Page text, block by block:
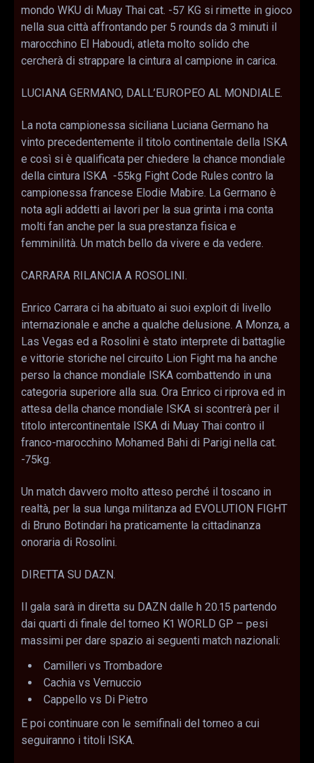
mondo WKU di Muay Thai cat. -57 KG si rimette in gioco
nella sua città affrontando per 5 rounds da 3 minuti il
marocchino El Haboudi, atleta molto solido che
cercherà di strappare la cintura al campione in carica.
LUCIANA GERMANO, DALL’EUROPEO AL MONDIALE.
La nota campionessa siciliana Luciana Germano ha
vinto precedentemente il titolo continentale della ISKA
e così si è qualificata per chiedere la chance mondiale
della cintura ISKA -55kg Fight Code Rules contro la
campionessa francese Elodie Mabire. La Germano è
nota agli addetti ai lavori per la sua grinta i ma conta
molti fan anche per la sua prestanza fisica e
femminilità. Un match bello da vivere e da vedere.
CARRARA RILANCIA A ROSOLINI.
Enrico Carrara ci ha abituato ai suoi exploit di livello
internazionale e anche a qualche delusione. A Monza, a
Las Vegas ed a Rosolini è stato interprete di battaglie
e vittorie storiche nel circuito Lion Fight ma ha anche
perso la chance mondiale ISKA combattendo in una
categoria superiore alla sua. Ora Enrico ci riprova ed in
attesa della chance mondiale ISKA si scontrerà per il
titolo intercontinentale ISKA di Muay Thai contro il
franco-marocchino Mohamed Bahi di Parigi nella cat.
-75kg.
Un match davvero molto atteso perché il toscano in
realtà, per la sua lunga militanza ad EVOLUTION FIGHT
di Bruno Botindari ha praticamente la cittadinanza
onoraria di Rosolini.
DIRETTA SU DAZN.
Il gala sarà in diretta su DAZN dalle h 20.15 partendo
dai quarti di finale del torneo K1 WORLD GP – pesi
massimi per dare spazio ai seguenti match nazionali:
Camilleri vs Trombadore
Cachia vs Vernuccio
Cappello vs Di Pietro
E poi continuare con le semifinali del torneo a cui
seguiranno i titoli ISKA.